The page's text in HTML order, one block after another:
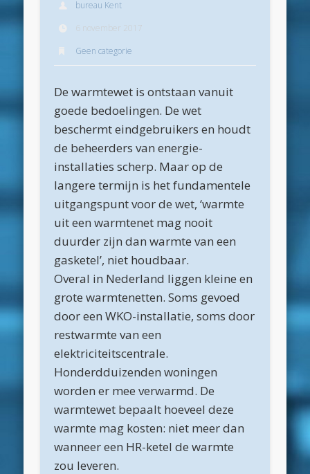
Archieven
juni 2026
mei 2026
april 2026
maart 2026
februari 2026
januari 2026
december 2025
oktober 2025
juni 2025
maart 2025
februari 2025
januari 2025
december 2024
november 2024
september 2024
bureau Kent
6 november 2017
Geen categorie
De warmtewet is ontstaan vanuit
goede bedoelingen. De wet
beschermt eindgebruikers en houdt
de beheerders van energie-
installaties scherp. Maar op de
langere termijn is het fundamentele
uitgangspunt voor de wet, ‘warmte
uit een warmtenet mag nooit
duurder zijn dan warmte van een
gasketel’, niet houdbaar.
Overal in Nederland liggen kleine en
grote warmtenetten. Soms gevoed
door een WKO-installatie, soms door
restwarmte van een
elektriciteitscentrale.
Honderdduizenden woningen
worden er mee verwarmd. De
warmtewet bepaalt hoeveel deze
warmte mag kosten: niet meer dan
wanneer een HR-ketel de warmte
zou leveren.